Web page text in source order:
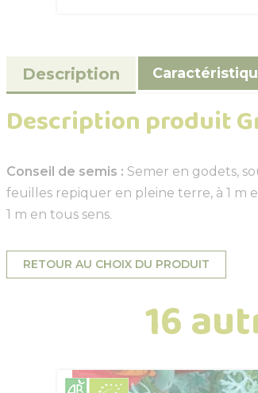
Description
Description produit
Conseil de semis : Semer en godets,
feuilles repiquer en pleine terre, à 1 m
1 m en tous sens.
RETOUR AU CHOIX DU PRODUIT
16